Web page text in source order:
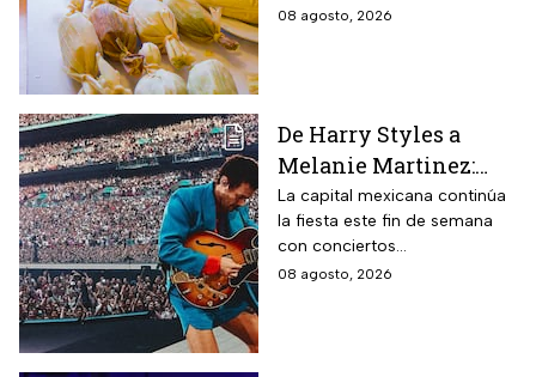
perder la Feria del Mole y
08 agosto, 2026
De Harry Styles a
Melanie Martinez:
Estos son los mejores
conciertos hoy 8 de
agosto
La capital mexicana continúa
la fiesta este fin de semana
con conciertos
internacionales y obras de
08 agosto, 2026